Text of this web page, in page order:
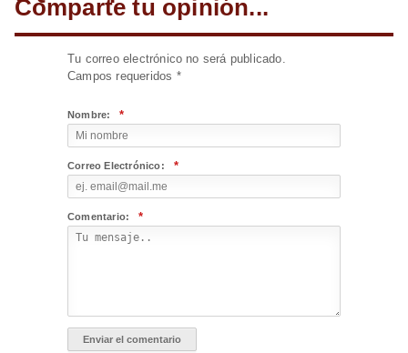
Comparte tu opinión...
Tu correo electrónico no será publicado.
Campos requeridos *
Nombre: *
Correo Electrónico: *
Comentario: *